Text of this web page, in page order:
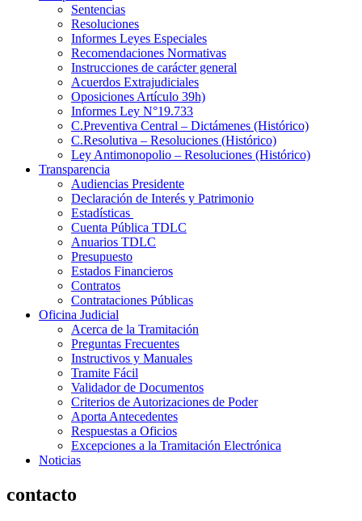
Sentencias
Resoluciones
Informes Leyes Especiales
Recomendaciones Normativas
Instrucciones de carácter general
Acuerdos Extrajudiciales
Oposiciones Artículo 39h)
Informes Ley N°19.733
C.Preventiva Central – Dictámenes (Histórico)
C.Resolutiva – Resoluciones (Histórico)
Ley Antimonopolio – Resoluciones (Histórico)
Transparencia
Audiencias Presidente
Declaración de Interés y Patrimonio
Estadísticas
Cuenta Pública TDLC
Anuarios TDLC
Presupuesto
Estados Financieros
Contratos
Contrataciones Públicas
Oficina Judicial
Acerca de la Tramitación
Preguntas Frecuentes
Instructivos y Manuales
Tramite Fácil
Validador de Documentos
Criterios de Autorizaciones de Poder
Aporta Antecedentes
Respuestas a Oficios
Excepciones a la Tramitación Electrónica
Noticias
contacto